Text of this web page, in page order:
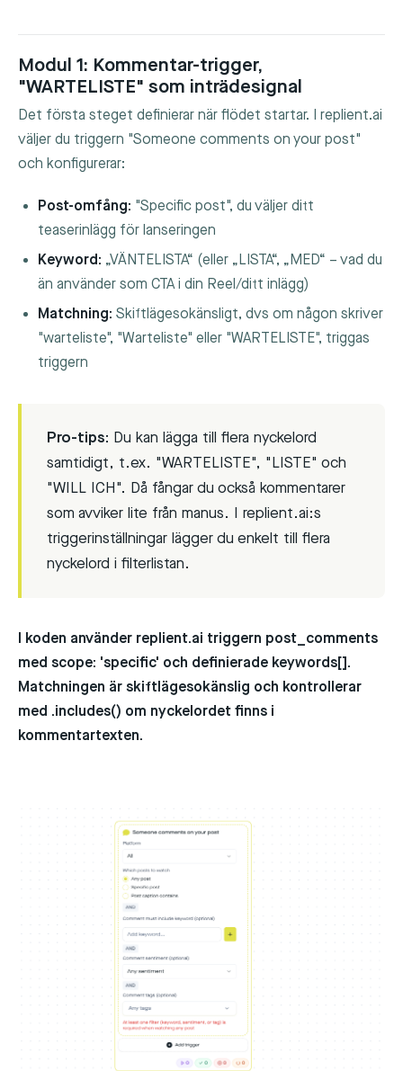
Modul 1: Kommentar-trigger,
"WARTELISTE" som inträdesignal
Det första steget definierar när flödet startar. I replient.ai
väljer du triggern "Someone comments on your post"
och konfigurerar:
Post-omfång: "Specific post", du väljer ditt
teaserinlägg för lanseringen
Keyword: „VÄNTELISTA“ (eller „LISTA“, „MED“ – vad du
än använder som CTA i din Reel/ditt inlägg)
Matchning: Skiftlägesokänsligt, dvs om någon skriver
"warteliste", "Warteliste" eller "WARTELISTE", triggas
triggern
Pro-tips: Du kan lägga till flera nyckelord
samtidigt, t.ex. "WARTELISTE", "LISTE" och
"WILL ICH". Då fångar du också kommentarer
som avviker lite från manus. I replient.ai:s
triggerinställningar lägger du enkelt till flera
nyckelord i filterlistan.
I koden använder replient.ai triggern post_comments
med scope: 'specific' och definierade keywords[] .
Matchningen är skiftlägesokänslig och kontrollerar
med .includes() om nyckelordet finns i
kommentartexten.